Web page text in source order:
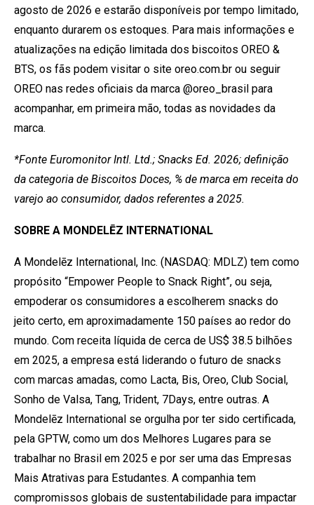
agosto de 2026 e estarão disponíveis por tempo limitado,
enquanto durarem os estoques. Para mais informações e
atualizações na edição limitada dos biscoitos OREO &
BTS, os fãs podem visitar o site oreo.com.br ou seguir
OREO nas redes oficiais da marca @oreo_brasil para
acompanhar, em primeira mão, todas as novidades da
marca.
*Fonte Euromonitor Intl. Ltd.; Snacks Ed. 2026; definição
da categoria de Biscoitos Doces, % de marca em receita do
varejo ao consumidor, dados referentes a 2025.
SOBRE A MONDELĒZ INTERNATIONAL
A Mondelēz International, Inc. (NASDAQ: MDLZ) tem como
propósito “Empower People to Snack Right”, ou seja,
empoderar os consumidores a escolherem snacks do
jeito certo, em aproximadamente 150 países ao redor do
mundo. Com receita líquida de cerca de US$ 38.5 bilhões
em 2025, a empresa está liderando o futuro de snacks
com marcas amadas, como Lacta, Bis, Oreo, Club Social,
Sonho de Valsa, Tang, Trident, 7Days, entre outras. A
Mondelēz International se orgulha por ter sido certificada,
pela GPTW, como um dos Melhores Lugares para se
trabalhar no Brasil em 2025 e por ser uma das Empresas
Mais Atrativas para Estudantes. A companhia tem
compromissos globais de sustentabilidade para impactar